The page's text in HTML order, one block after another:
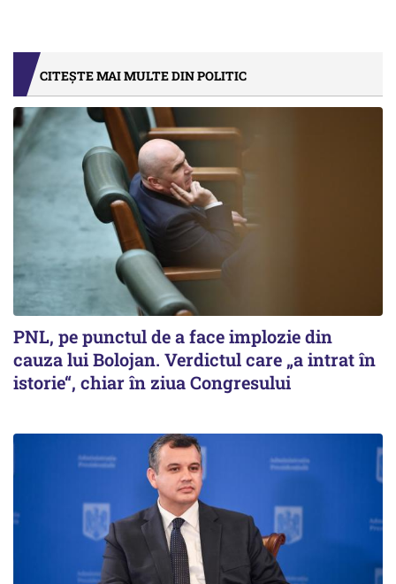
CITEȘTE MAI MULTE DIN POLITIC
PNL, pe punctul de a face implozie din
cauza lui Bolojan. Verdictul care „a intrat în
istorie“, chiar în ziua Congresului